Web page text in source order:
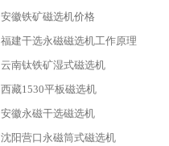
安徽铁矿磁选机价格
福建干选永磁磁选机工作原理
云南钛铁矿湿式磁选机
西藏1530平板磁选机
安徽永磁干选磁选机
沈阳营口永磁筒式磁选机